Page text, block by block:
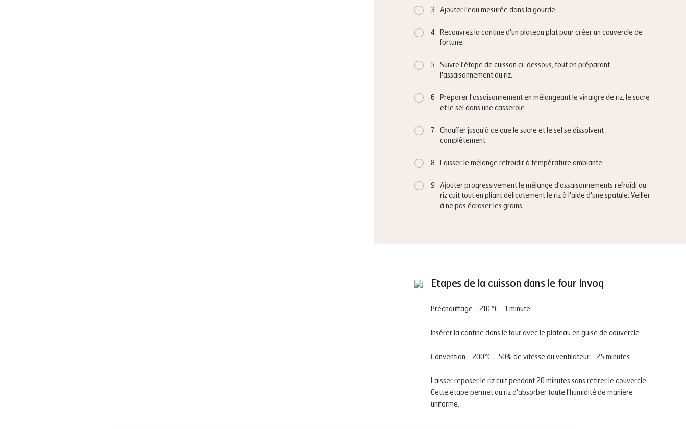
3 Ajouter l'eau mesurée dans la gourde.
4
Recouvrez la cantine d'un plateau plat pour créer un couvercle de
fortune.
5 Suivre l'étape de cuisson ci-dessous, tout en préparant
l'assaisonnement du riz.
6
Préparer l'assaisonnement en mélangeant le vinaigre de riz, le sucre
et le sel dans une casserole.
7
Chauffer jusqu'à ce que le sucre et le sel se dissolvent
complètement.
8 Laisser le mélange refroidir à température ambiante.
9
Ajouter progressivement le mélange d'assaisonnements refroidi au
riz cuit tout en pliant délicatement le riz à l'aide d'une spatule. Veiller
à ne pas écraser les grains.
Etapes de la cuisson dans le four Invoq
Préchauffage - 210 °C - 1 minute
Insérer la cantine dans le four avec le plateau en guise de couvercle.
Convention - 200°C - 50% de vitesse du ventilateur - 25 minutes
Laisser reposer le riz cuit pendant 20 minutes sans retirer le couvercle.
Cette étape permet au riz d'absorber toute l'humidité de manière
uniforme.